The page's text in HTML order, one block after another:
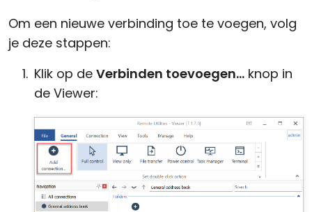
Om een nieuwe verbinding toe te voegen, volg
je deze stappen:
Klik op de Verbinden toevoegen... knop in
de Viewer: